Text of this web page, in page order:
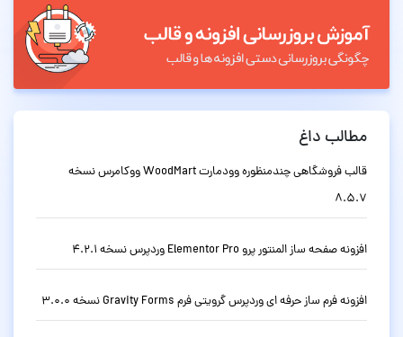
مطالب داغ
قالب فروشگاهی چندمنظوره وودمارت WoodMart ووکامرس نسخه
8.5.7
افزونه صفحه ساز المنتور پرو Elementor Pro وردپرس نسخه 4.2.1
افزونه فرم ساز حرفه ای وردپرس گرویتی فرم Gravity Forms نسخه 3.0.0